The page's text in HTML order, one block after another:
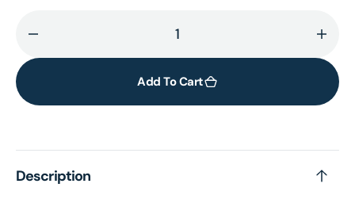
quantity
Shostakovich
for
Add To Cart
Description